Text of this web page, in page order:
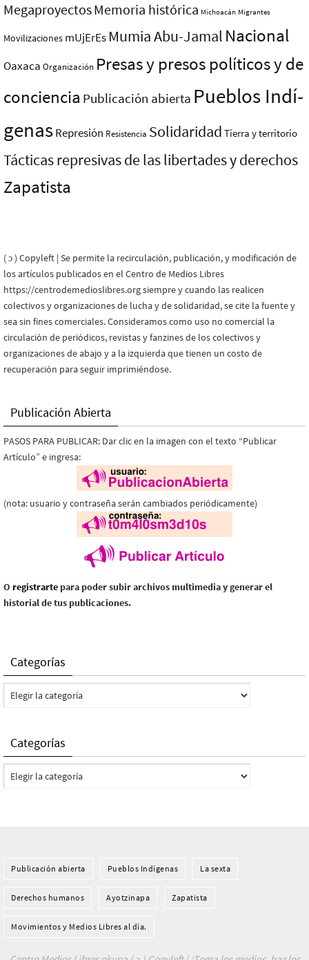
MegaproyectosMemoria histórica Michoacán Migrantes
Movilizaciones mUjErEs Mumia Abu-Jamal Nacional
Oaxaca Organización Presas y presos polí­ticos y de
conciencia Publicación abierta Pueblos Indí­
genasRepresión Resistencia Solidaridad Tierra y territorio
Tácticas represivas de las libertades y derechos
Zapatista
( ɔ ) Copyleft | Se permite la recirculación, publicación, y modificación de
los artículos publicados en el Centro de Medios Libres
https://centrodemedioslibres.org siempre y cuando las realicen
colectivos y organizaciones de lucha y de solidaridad, se cite la fuente y
sea sin fines comerciales. Consideramos como uso no comercial la
circulación de periódicos, revistas y fanzines de los colectivos y
organizaciones de abajo y a la izquierda que tienen un costo de
recuperación para seguir imprimiéndose.
Publicación Abierta
PASOS PARA PUBLICAR: Dar clic en la imagen con el texto “Publicar
Artículo” e ingresa:
(nota: usuario y contraseña serán cambiados periódicamente)
O registrarte para poder subir archivos multimedia y generar el
historial de tus publicaciones.
Categorías
Categorías
Categorías
Categorías
Publicación abierta Pueblos Indí­genas La sexta
Derechos humanos Ayotzinapa Zapatista
Movimientos y Medios Libres al día.